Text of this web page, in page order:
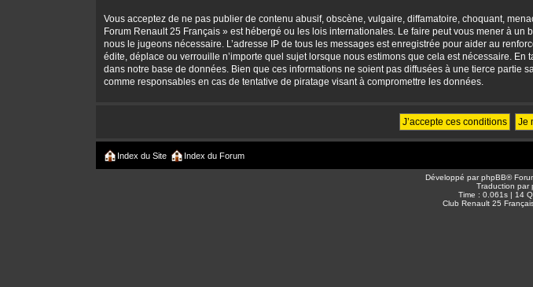
Vous acceptez de ne pas publier de contenu abusif, obscène, vulgaire, diffamatoire, choquant,
Forum Renault 25 Français » est hébergé ou les lois internationales. Le faire peut vous mener à
nous le jugeons nécessaire. L’adresse IP de tous les messages est enregistrée pour aider au
édite, déplace ou verrouille n’importe quel sujet lorsque nous estimons que cela est nécessaire.
dans notre base de données. Bien que ces informations ne soient pas diffusées à une tierce partie
comme responsables en cas de tentative de piratage visant à compromettre les données.
Index du Site Index du Forum
Développé parphpBB®
Traduction par
Time : 0.061s | 14
Club Renault 25